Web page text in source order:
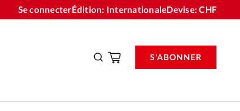
Se connecterÉdition: InternationaleDevise:CHF
S'ABONNER